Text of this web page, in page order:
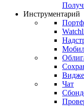
Инструментарий
Чат